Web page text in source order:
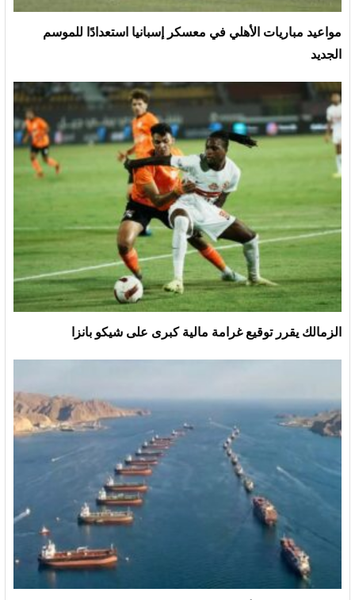
مواعيد مباريات الأهلي في معسكر إسبانيا استعدادًا للموسم
الجديد
الزمالك يقرر توقيع غرامة مالية كبرى على شيكو بانزا